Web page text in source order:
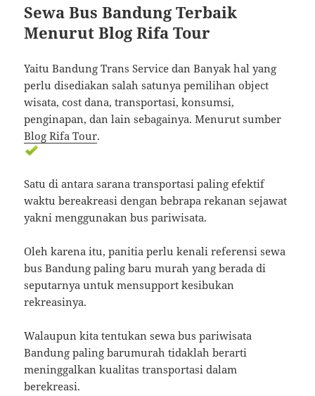
Sewa Bus Bandung Terbaik
Menurut Blog Rifa Tour
Yaitu Bandung Trans Service dan Banyak hal yang
perlu disediakan salah satunya pemilihan object
wisata, cost dana, transportasi, konsumsi,
penginapan, dan lain sebagainya. Menurut sumber
Blog Rifa Tour.
Satu di antara sarana transportasi paling efektif
waktu bereakreasi dengan bebrapa rekanan sejawat
yakni menggunakan bus pariwisata.
Oleh karena itu, panitia perlu kenali referensi sewa
bus Bandung paling baru murah yang berada di
seputarnya untuk mensupport kesibukan
rekreasinya.
Walaupun kita tentukan sewa bus pariwisata
Bandung paling barumurah tidaklah berarti
meninggalkan kualitas transportasi dalam
berekreasi.